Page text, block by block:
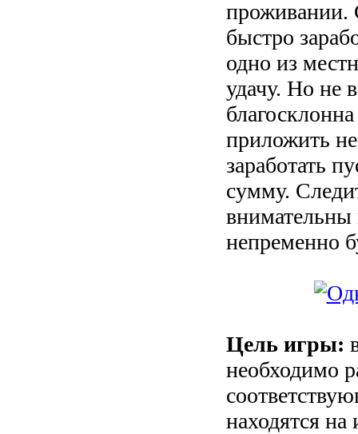
проживании.
быстро
одно из
удачу. Но не
приложить
заработать
сумму.
внимательны
непременно
Цель игры:
необходимо
находятся на